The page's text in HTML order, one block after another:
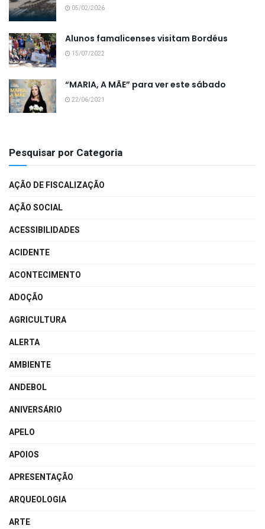
05/02/2026
Alunos famalicenses visitam Bordéus
15/07/2022
“MARIA, A MÃE” para ver este sábado
22/06/2021
Pesquisar por Categoria
AÇÃO DE FISCALIZAÇÃO
AÇÃO SOCIAL
ACESSIBILIDADES
ACIDENTE
ACONTECIMENTO
ADOÇÃO
AGRICULTURA
ALERTA
AMBIENTE
ANDEBOL
ANIVERSÁRIO
APELO
APOIOS
APRESENTAÇÃO
ARQUEOLOGIA
ARTE